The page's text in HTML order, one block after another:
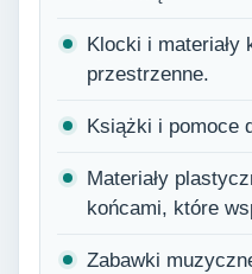
Klocki i
przestrzenne.
Książki i pomoce
Materiały
końcami, które
Zabawki